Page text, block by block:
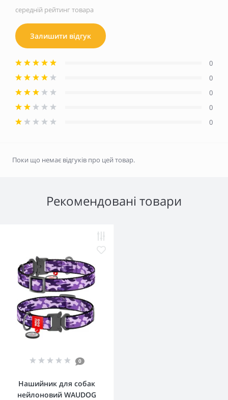
середній рейтинг товара
Залишити відгук
0
0
0
0
0
Поки що немає відгуків про цей товар.
Рекомендовані товари
0
Нашийник для собак
нейлоновий WAUDOG